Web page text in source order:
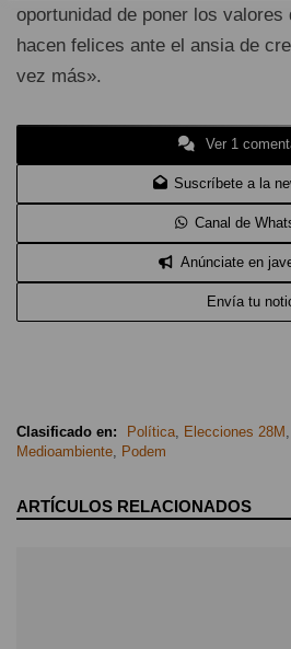
oportunidad de poner los valores
hacen felices ante el ansia de
vez más».
Ver 1
Suscríbete a la
Canal de
Anúnciate en
Envía tu
Clasificado en: Política Elecciones 28M
Medioambiente Podem
ARTÍCULOS RELACIONADOS